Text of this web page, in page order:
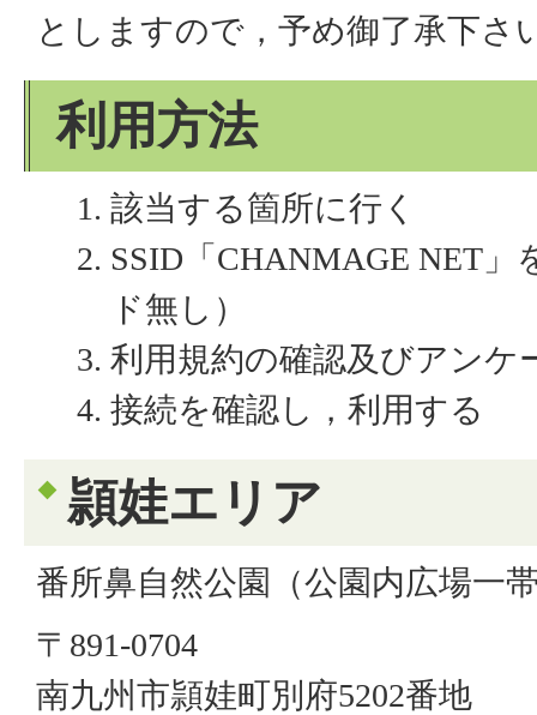
としますので，予め御了承下さ
利用方法
該当する箇所に行く
SSID「CHANMAGE NET
ド無し）
利用規約の確認及びアンケ
接続を確認し，利用する
頴娃エリア
番所鼻自然公園（公園内広場一
〒891-0704
南九州市頴娃町別府5202番地